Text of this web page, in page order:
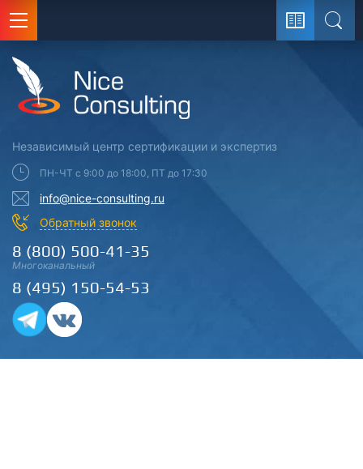
Независимый центр сертификации и экспертиз
ПН-ЧТ с 9:00 до 18:00, ПТ до 17:30
info@nice-consulting.ru
Обратный звонок
8 (800) 500-41-35
Многоканальный
8 (495) 150-54-53